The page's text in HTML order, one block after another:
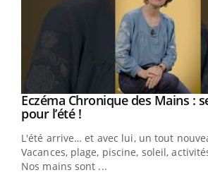
Youtube
Eczéma Chronique des Mains :
pour l’été !Youtube
L'été arrive… et avec lui, un tout
Vacances, plage, piscine, soleil,
Nos mains sont ...